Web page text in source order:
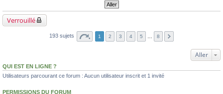
Verrouillé
193 sujets 1 2 3 4 5 8
Aller
QUI EST EN LIGNE ?
Utilisateurs parcourant ce forum : Aucun utilisateur inscrit et 1 invité
PERMISSIONS DU FORUM